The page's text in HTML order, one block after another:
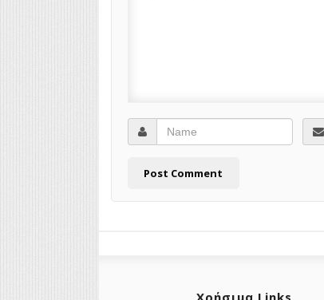
Χρήσιμα Links